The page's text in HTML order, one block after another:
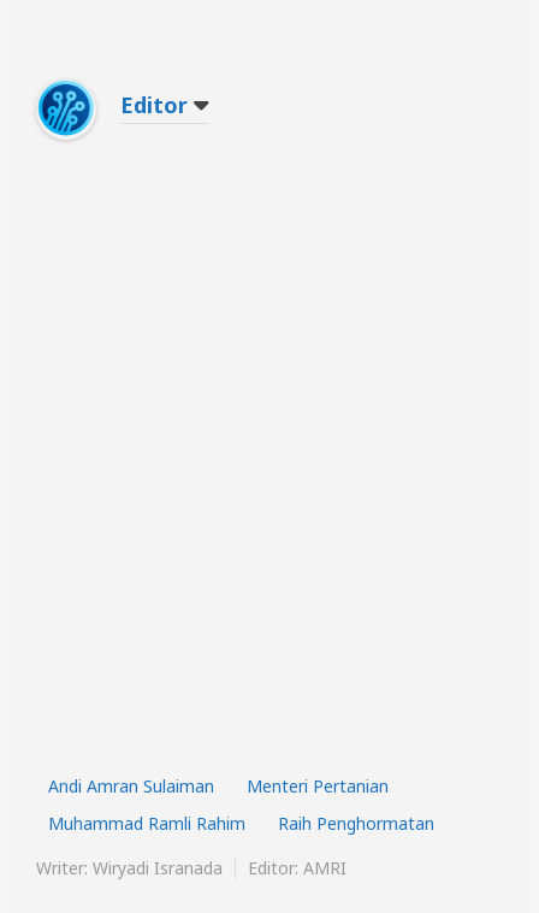
Editor
Andi Amran Sulaiman
Menteri Pertanian
Muhammad Ramli Rahim
Raih Penghormatan
Writer: Wiryadi Isranada
Editor: AMRI